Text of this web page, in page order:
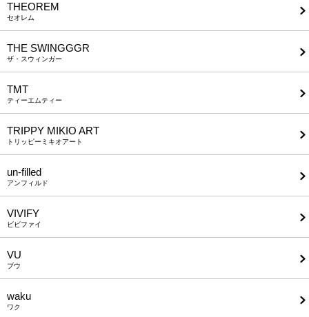
THEOREM
セオレム
THE SWINGGGR
ザ・スウィンガー
TMT
ティーエムティー
TRIPPY MIKIO ART
トリッピーミキオアート
un-filled
アンフィルド
VIVIFY
ビビファイ
VU
ブウ
waku
ワク